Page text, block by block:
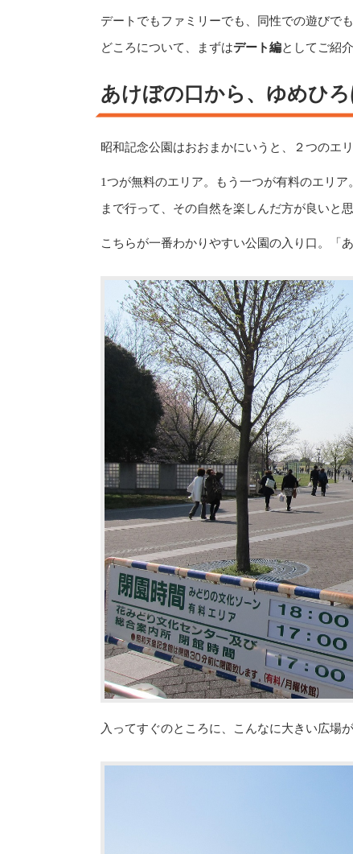
デートでもファミリーでも、同性での遊びで
どころについて、まずはデート編としてご紹
あけぼの口から、ゆめひ
昭和記念公園はおおまかにいうと、２つのエ
1つが無料のエリア。もう一つが有料のエリ
まで行って、その自然を楽しんだ方が良いと思
こちらが一番わかりやすい公園の入り口。「
入ってすぐのところに、こんなに大きい広場